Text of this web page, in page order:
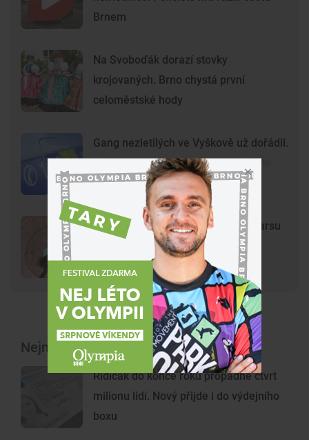
Brnem
Na Svoboďák dorazí stovky
krojovaných. Brno chystá první
celoměstské hody
Gang nezletilých ve Vyškově už dořádil.
Nedávný útok prošetřují kriminalisté
Mladí vandalové poničili model Marsu
na Kraví hoře. Hvězdárna zařídila
Nejnovější články
Řidičák do konce roku propadne čtvrt
milionu lidí. Nový přijde i do výdejního
boxu